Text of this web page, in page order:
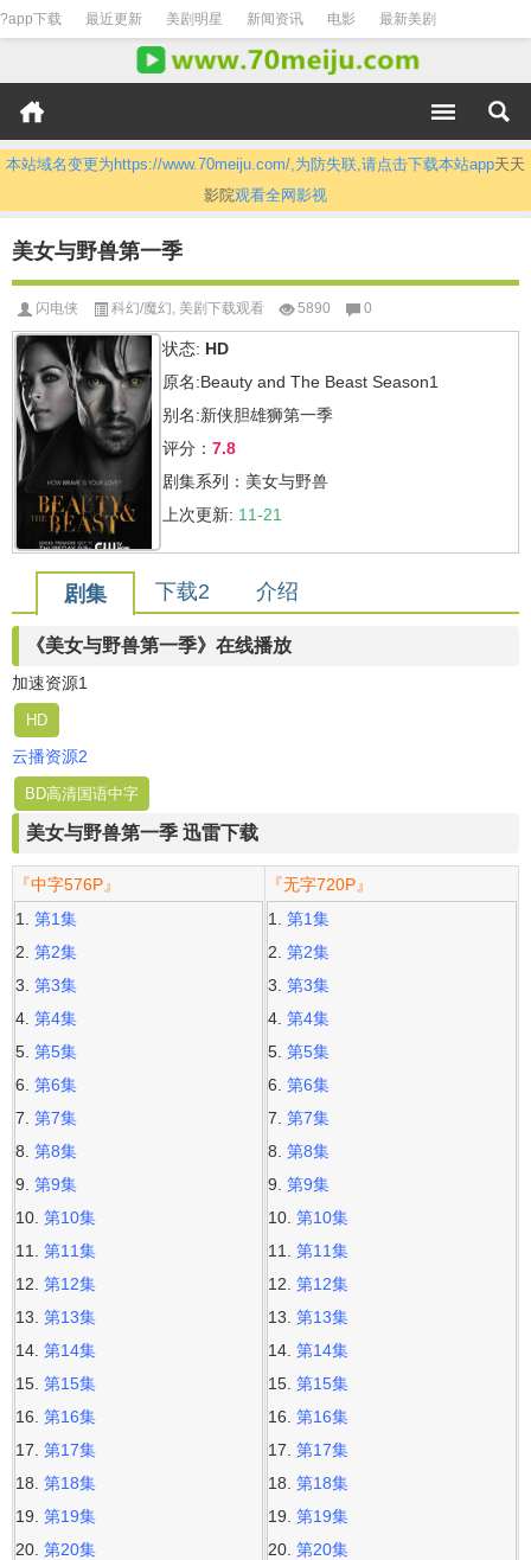
?app下载 最近更新 美剧明星 新闻资讯 电影 最新美剧
本站域名变更为https://www.70meiju.com/,为防失联,请点击下载本站app天天
影院观看全网影视
美女与野兽第一季
闪电侠 科幻/魔幻, 美剧下载观看 5890 0
状态: HD
原名:Beauty and The Beast Season1
别名:新侠胆雄狮第一季
评分： 7.8
剧集系列：美女与野兽
上次更新: 11-21
剧集 下载2 介绍
《美女与野兽第一季》在线播放
加速资源1
HD
云播资源2
BD高清国语中字
美女与野兽第一季 迅雷下载
『中字576P』
第1集
第2集
第3集
第4集
第5集
第6集
第7集
第8集
第9集
第10集
第11集
第12集
第13集
第14集
第15集
第16集
第17集
第18集
第19集
第20集
『无字720P』
第1集
第2集
第3集
第4集
第5集
第6集
第7集
第8集
第9集
第10集
第11集
第12集
第13集
第14集
第15集
第16集
第17集
第18集
第19集
第20集